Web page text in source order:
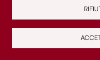
Valorizziamo
opportunità, lavoro,
che guardi al futuro.